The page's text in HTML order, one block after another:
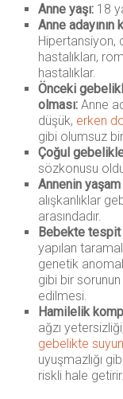
Anne yaşı: 18
Anne adayının
Hipertansiyon,
hastalıkları,
hastalıklar.
Önceki
olması:Anne
düşük, erken
gibi olumsuz
Çoğul
sözkonusu
Annenin yaşam
alışkanlıklar
arasındadır.
Bebekte tespit
yapılan
genetik
gibi bir
edilmesi.
Hamilelik
ağzı
gebelikte
uyuşmazlığı
riskli hale getirir.